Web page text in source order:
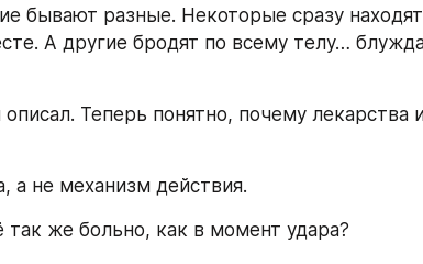
бывают разные. Некоторые сразу
А другие бродят по всему телу…
Теперь понятно, почему лекарства
а не механизм действия.
так же больно, как в момент удара?